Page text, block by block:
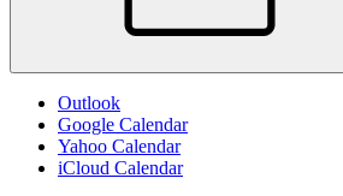
Outlook
Google Calendar
Yahoo Calendar
iCloud Calendar